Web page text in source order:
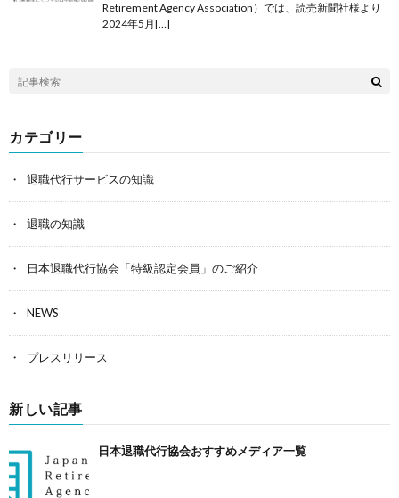
Retirement Agency Association）では、読売新聞社様より
2024年5月[…]
カテゴリー
退職代行サービスの知識
退職の知識
日本退職代行協会「特級認定会員」のご紹介
NEWS
プレスリリース
新しい記事
日本退職代行協会おすすめメディア一覧